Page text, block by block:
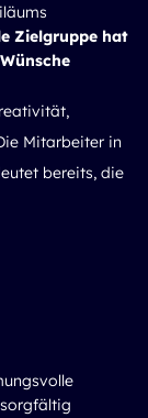
Zielgruppe hat
Mitarbeiter in
bereits, die